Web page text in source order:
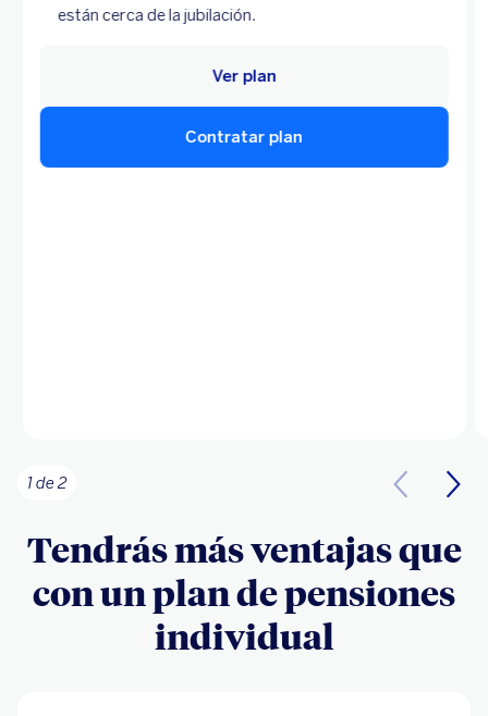
están cerca de la jubilación.
Contratar plan
Ver plan
1 de 2
Tendrás más ventajas que
con un plan de pensiones
individual